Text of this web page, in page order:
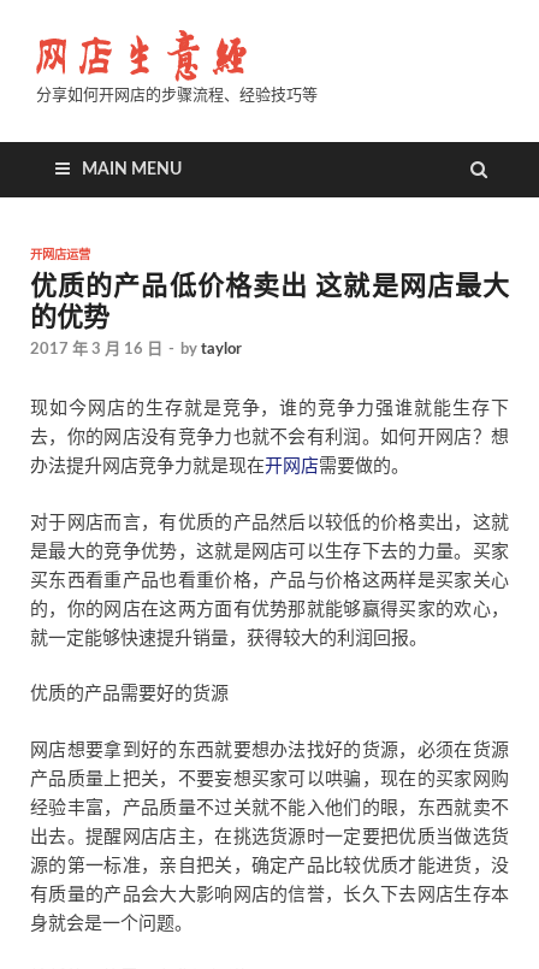
分享如何开网店的步骤流程、经验技巧等
MAIN MENU
开网店运营
优质的产品低价格卖出 这就是网店最大
的优势
2017 年 3 月 16 日 - by taylor
现如今网店的生存就是竞争，谁的竞争力强谁就能生存下
去，你的网店没有竞争力也就不会有利润。如何开网店？想
办法提升网店竞争力就是现在开网店需要做的。
对于网店而言，有优质的产品然后以较低的价格卖出，这就
是最大的竞争优势，这就是网店可以生存下去的力量。买家
买东西看重产品也看重价格，产品与价格这两样是买家关心
的，你的网店在这两方面有优势那就能够赢得买家的欢心，
就一定能够快速提升销量，获得较大的利润回报。
优质的产品需要好的货源
网店想要拿到好的东西就要想办法找好的货源，必须在货源
产品质量上把关，不要妄想买家可以哄骗，现在的买家网购
经验丰富，产品质量不过关就不能入他们的眼，东西就卖不
出去。提醒网店店主，在挑选货源时一定要把优质当做选货
源的第一标准，亲自把关，确定产品比较优质才能进货，没
有质量的产品会大大影响网店的信誉，长久下去网店生存本
身就会是一个问题。